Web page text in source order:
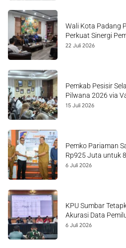
Wali Kota Padang
Perkuat Sinergi
22 Juli 2026
Pemkab Pesisir
Pilwana 2026 via
15 Juli 2026
Pemko Pariaman
Rp925 Juta untuk
6 Juli 2026
KPU Sumbar
Akurasi Data
6 Juli 2026